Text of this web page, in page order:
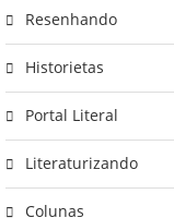
Resenhando
Historietas
Portal Literal
Literaturizando
Colunas